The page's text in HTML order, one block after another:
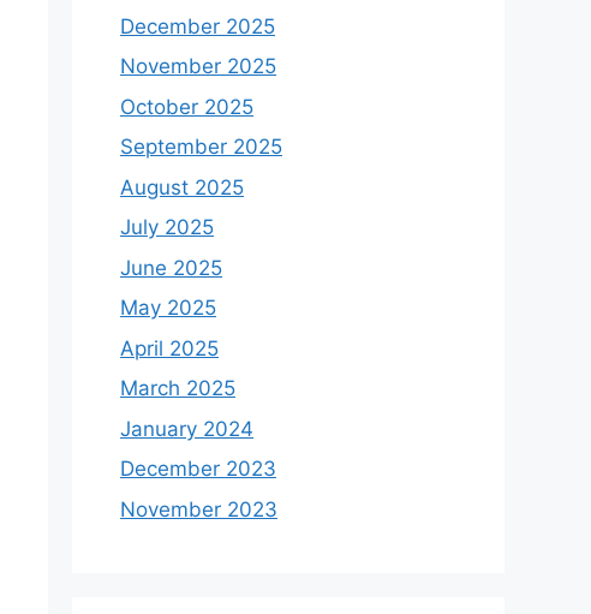
December 2025
November 2025
October 2025
September 2025
August 2025
July 2025
June 2025
May 2025
April 2025
March 2025
January 2024
December 2023
November 2023